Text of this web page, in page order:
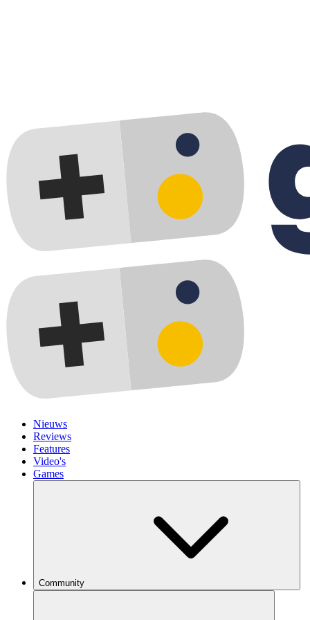
Nieuws
Reviews
Features
Video's
Games
Community